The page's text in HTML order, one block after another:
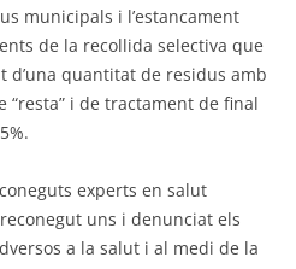
municipals i l’estancament
de la recollida selectiva que
d’una quantitat de residus amb
i de tractament de final
experts en salut
uns i denunciat els
a la salut i al medi de la